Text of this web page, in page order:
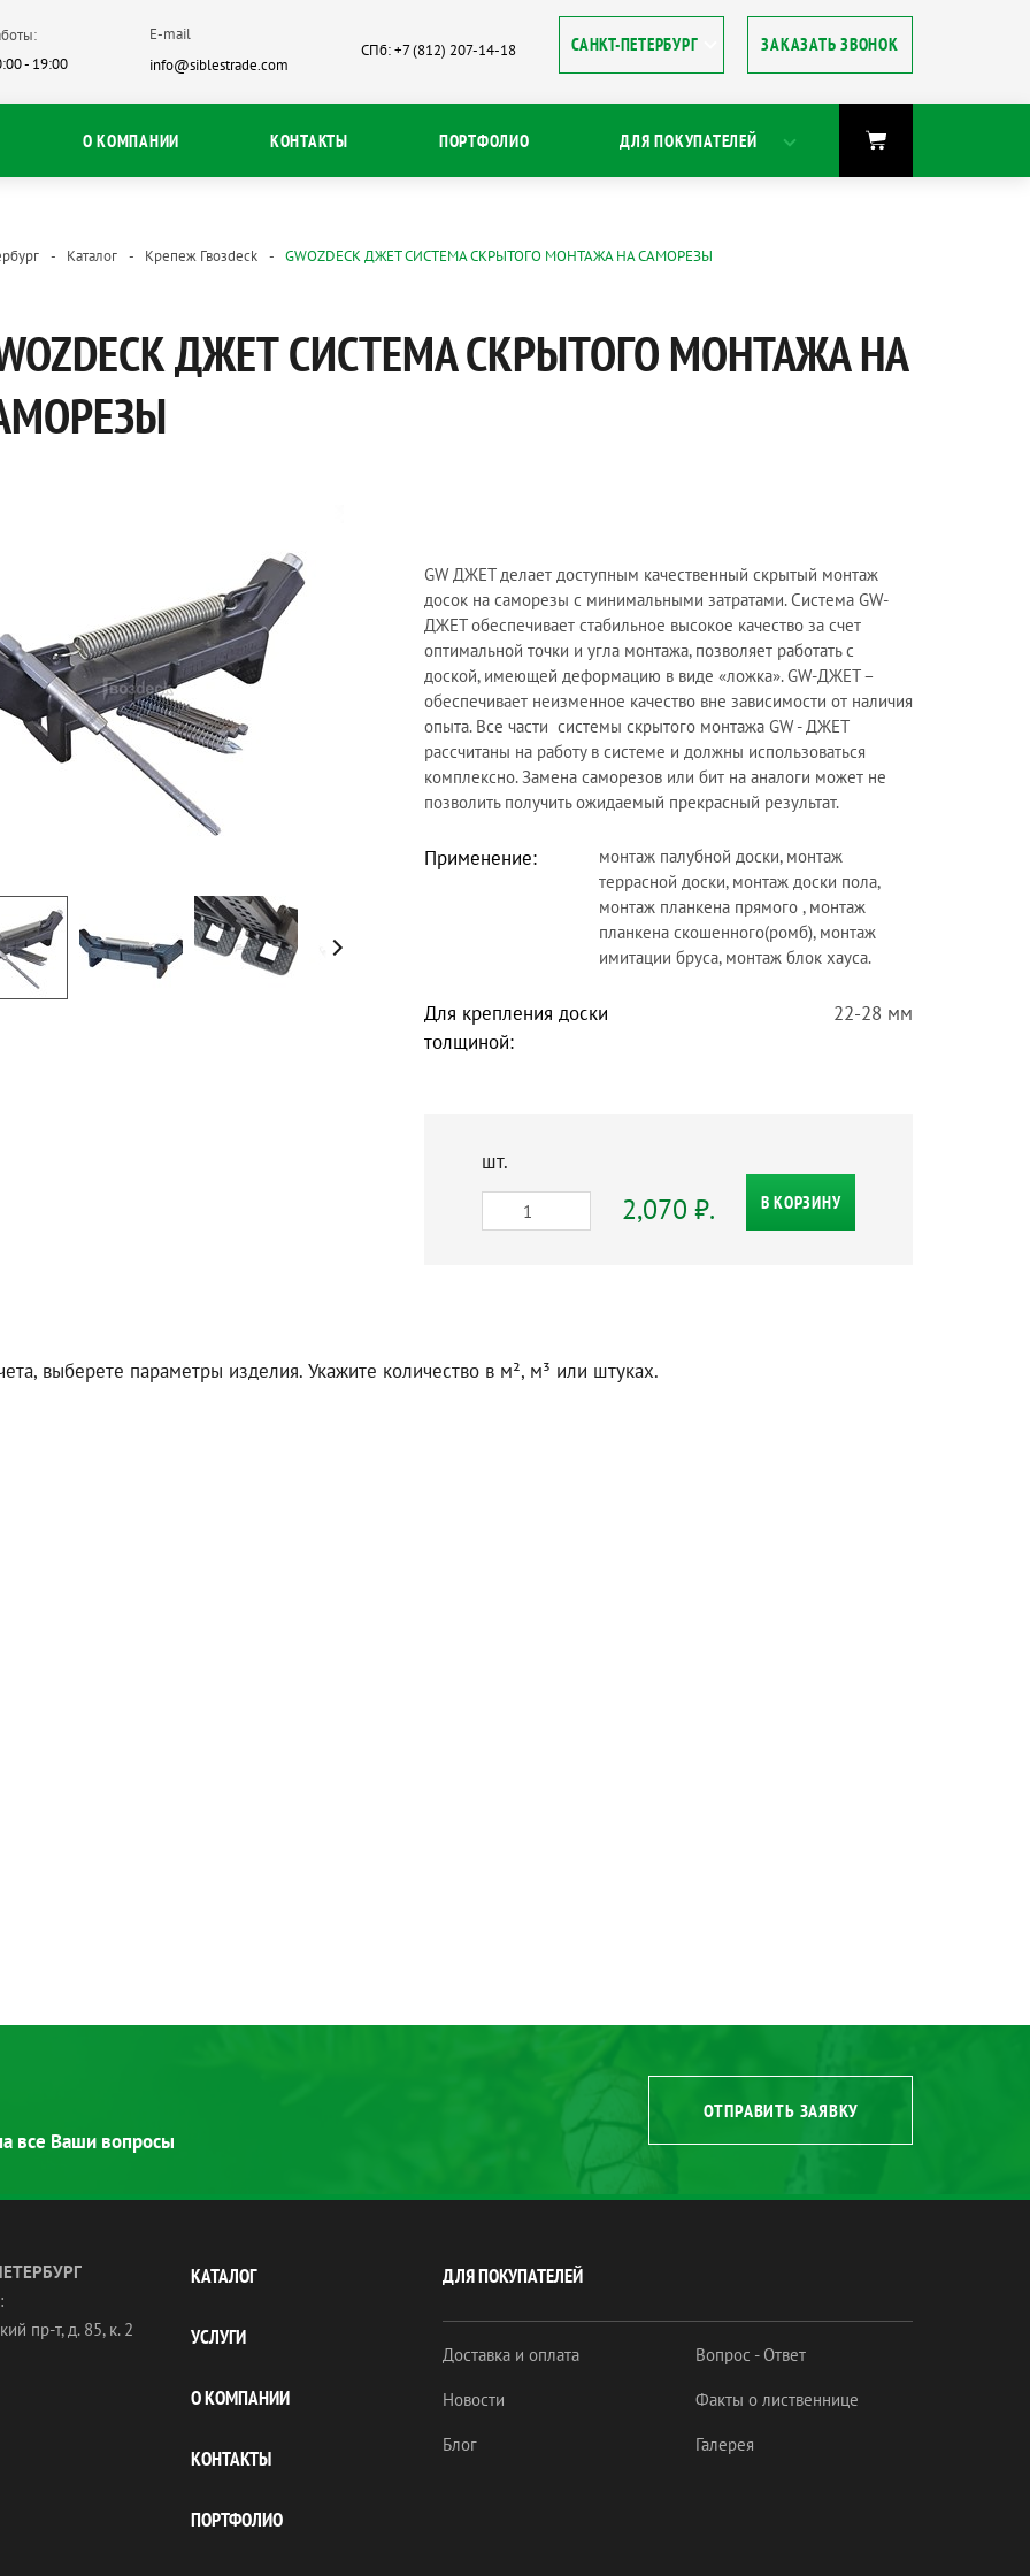
ЗАКАЗАТЬ ЗВОНОК
О КОМПАНИИ КОНТАКТЫ ПОРТФОЛИО ДЛЯ ПОКУПАТЕЛЕЙ
- 19:00
E-mail
info@siblestrade.com
СПб: +7 (812) 207-14-18
Каталог Крепеж Гвозdeck GWOZDECK ДЖЕТ CИСТЕМА СКРЫТОГО МОНТАЖА НА САМОРЕЗЫ
ДЖЕТ CИСТЕМА СКРЫТОГО МОНТАЖА НА
GW ДЖЕТ делает доступным качественный скрытый монтаж
досок на саморезы с минимальными затратами.Система GW-
ДЖЕТ обеспечивает стабильное высокое качество за счет
оптимальной точки и угла монтажа, позволяет работать с
доской, имеющей деформацию в виде «ложка». GW-ДЖЕТ –
обеспечивает неизменное качество вне зависимости от наличия
опыта. Все части системы скрытого монтажа GW - ДЖЕТ
рассчитаны на работу в системе и должны использоваться
комплексно. Замена саморезов или бит на аналоги может не
позволить получить ожидаемый прекрасный результат.
Применение:
монтаж палубной доски, монтаж
террасной доски, монтаж доски пола,
монтаж планкена прямого , монтаж
планкена скошенного(ромб), монтаж
имитации бруса, монтаж блок хауса.
Для крепления доски
толщиной:
22-28 мм
шт.
2,070 ₽. В КОРЗИНУ
выберете параметры изделия. Укажите количество в м², м³ или штуках.
все Ваши вопросы
ОТПРАВИТЬ ЗАЯВКУ
пр-т, д. 85, к. 2
КАТАЛОГ
УСЛУГИ
О КОМПАНИИ
КОНТАКТЫ
ПОРТФОЛИО
ДЛЯ ПОКУПАТЕЛЕЙ
Доставка и оплата
Новости
Блог
Вопрос - Ответ
Факты о лиственнице
Галерея